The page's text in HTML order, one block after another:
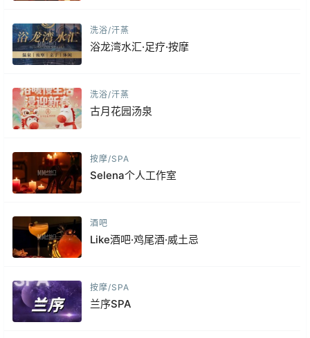
洗浴/汗蒸
浴龙湾水汇·足疗·按摩
洗浴/汗蒸
古月花园汤泉
按摩/SPA
Selena个人工作室
酒吧
Like酒吧·鸡尾酒·威土忌
按摩/SPA
兰序SPA